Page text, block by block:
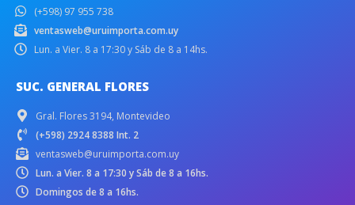
(+598) 97 955 738
ventasweb@uruimporta.com.uy
Lun. a Vier. 8 a 17:30 y Sáb de 8 a 14hs.
SUC. GENERAL FLORES
Gral. Flores 3194, Montevideo
(+598) 2924 8388 Int. 2
ventasweb@uruimporta.com.uy
Lun. a Vier. 8 a 17:30 y Sáb de 8 a 16hs.
Domingos de 8 a 16hs.